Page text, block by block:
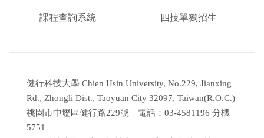
課程查詢系統 四技單獨招生
健行科技大學 Chien Hsin University, No.229, Jianxing
Rd., Zhongli Dist., Taoyuan City 32097, Taiwan(R.O.C.)
桃園市中壢區健行路229號 電話：03-4581196 分機
5751